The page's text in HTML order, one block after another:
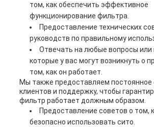
том, как обеспечить эффективное
функционирование фильтра.
Предоставление технических
руководств по правильному
Отвечать на любые вопросы или
которые у вас могут возникнуть о
том, как он работает.
Мы также предоставляем постоянное
клиентов и поддержку, чтобы
фильтр работает должным образом.
Предоставление советов о том,
безопасно использовать сито.